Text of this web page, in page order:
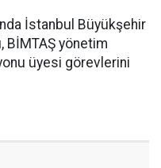
İstanbul Büyükşehir
BİMTAŞ yönetim
üyesi görevlerini